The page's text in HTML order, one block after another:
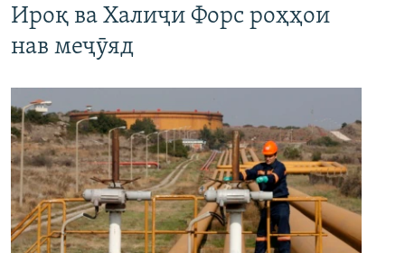
Ироқ ва Халиҷи Форс роҳҳои
нав меҷӯяд